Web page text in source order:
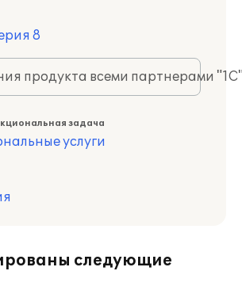
8
продукта всеми партнерами
задача
услуги
следующие